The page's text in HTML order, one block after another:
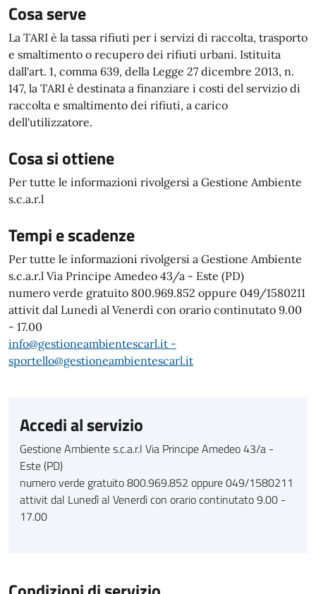
Cosa serve
La TARI è la tassa rifiuti per i servizi di raccolta, trasporto
e smaltimento o recupero dei rifiuti urbani. Istituita
dall'art. 1, comma 639, della Legge 27 dicembre 2013, n.
147, la TARI è destinata a finanziare i costi del servizio di
raccolta e smaltimento dei rifiuti, a carico
dell'utilizzatore.
Cosa si ottiene
Per tutte le informazioni rivolgersi a Gestione Ambiente
s.c.a.r.l
Tempi e scadenze
Per tutte le informazioni rivolgersi a Gestione Ambiente
s.c.a.r.l Via Principe Amedeo 43/a - Este (PD)
numero verde gratuito 800.969.852 oppure 049/1580211
attivit dal Lunedì al Venerdì con orario continutato 9.00
- 17.00
info@gestioneambientescarl.it -
sportello@gestioneambientescarl.it
Accedi al servizio
Gestione Ambiente s.c.a.r.l Via Principe Amedeo 43/a -
Este (PD)
numero verde gratuito 800.969.852 oppure 049/1580211
attivit dal Lunedì al Venerdì con orario continutato 9.00 -
17.00